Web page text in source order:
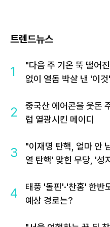
트렌드뉴스
1
"다음 주 기온 뚝 떨어
없이 열돔 박살 낸 '이것'
2
중국산 에어콘을 웃돈
럽 열광시킨 메이디
3
"이재명 탄핵, 얼마 안
열 탄핵' 맞힌 무당, '성
4
태풍 '돌핀'·'찬홈' 한반
예상 경로는?